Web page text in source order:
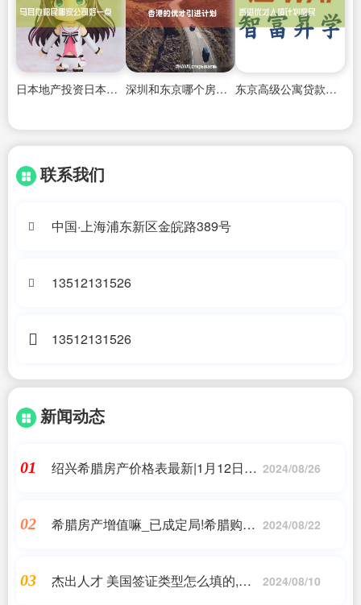
日本地产投资日本房产 深圳和东京哪个房价最好买房 东京高级公寓贷款买房政策规定
联系我们
中国·上海浦东新区金皖路389号
13512131526
13512131526
新闻动态
01
绍兴希腊房产价格表最新|1月12日新 2024/08/26
02
希腊房产增值嘛_已成定局!希腊购房 2024/08/22
03
杰出人才 美国签证类型怎么填的,关
2024/08/10